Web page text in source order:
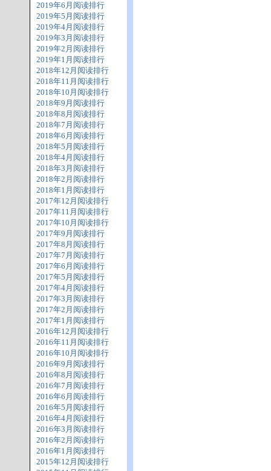
2019年6月阅读排行
2019年5月阅读排行
2019年4月阅读排行
2019年3月阅读排行
2019年2月阅读排行
2019年1月阅读排行
2018年12月阅读排行
2018年11月阅读排行
2018年10月阅读排行
2018年9月阅读排行
2018年8月阅读排行
2018年7月阅读排行
2018年6月阅读排行
2018年5月阅读排行
2018年4月阅读排行
2018年3月阅读排行
2018年2月阅读排行
2018年1月阅读排行
2017年12月阅读排行
2017年11月阅读排行
2017年10月阅读排行
2017年9月阅读排行
2017年8月阅读排行
2017年7月阅读排行
2017年6月阅读排行
2017年5月阅读排行
2017年4月阅读排行
2017年3月阅读排行
2017年2月阅读排行
2017年1月阅读排行
2016年12月阅读排行
2016年11月阅读排行
2016年10月阅读排行
2016年9月阅读排行
2016年8月阅读排行
2016年7月阅读排行
2016年6月阅读排行
2016年5月阅读排行
2016年4月阅读排行
2016年3月阅读排行
2016年2月阅读排行
2016年1月阅读排行
2015年12月阅读排行